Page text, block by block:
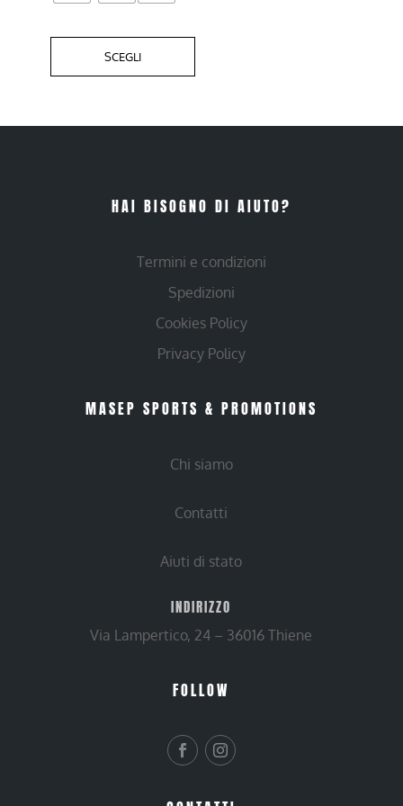
SCEGLI
HAI BISOGNO DI AIUTO?
Termini e condizioni
Spedizioni
Cookies Policy
Privacy Policy
MASEP SPORTS & PROMOTIONS
Chi siamo
Contatti
Aiuti di stato
INDIRIZZO
Via Lampertico, 24 – 36016 Thiene
FOLLOW